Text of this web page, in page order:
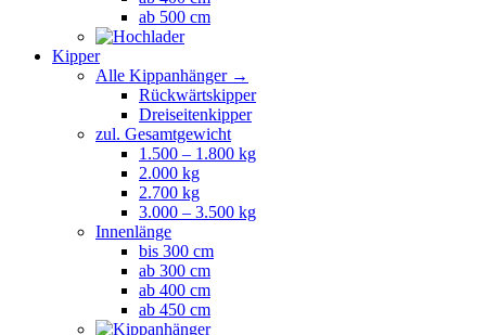
ab 500 cm
Kipper
Alle Kippanhänger →
Rückwärtskipper
Dreiseitenkipper
zul. Gesamtgewicht
1.500 – 1.800 kg
2.000 kg
2.700 kg
3.000 – 3.500 kg
Innenlänge
bis 300 cm
ab 300 cm
ab 400 cm
ab 450 cm